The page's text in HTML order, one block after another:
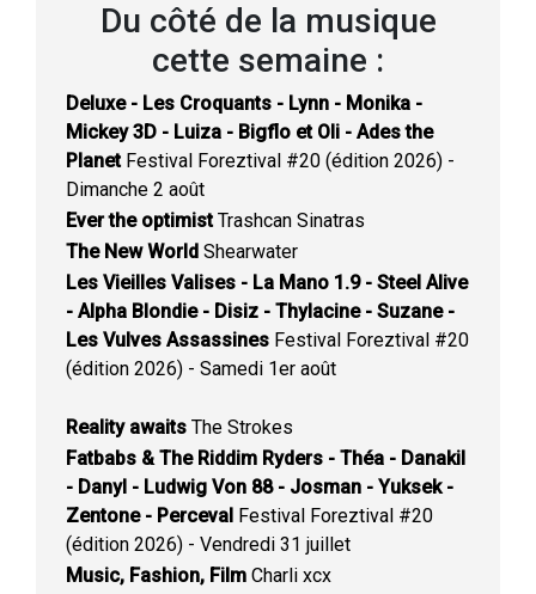
Du côté de la musique
cette semaine :
Deluxe - Les Croquants - Lynn - Monika -
Mickey 3D - Luiza - Bigflo et Oli - Ades the
PlanetFestival Foreztival #20 (édition 2026) -
Dimanche 2 août
Ever the optimistTrashcan Sinatras
The New World Shearwater
Les Vieilles Valises - La Mano 1.9 - Steel Alive
- Alpha Blondie - Disiz - Thylacine - Suzane -
Les Vulves Assassines Festival Foreztival #20
(édition 2026) - Samedi 1er août
Reality awaits The Strokes
Fatbabs & The Riddim Ryders - Théa - Danakil
- Danyl - Ludwig Von 88 - Josman - Yuksek -
Zentone - Perceval Festival Foreztival #20
(édition 2026) - Vendredi 31 juillet
Music, Fashion, Film Charli xcx